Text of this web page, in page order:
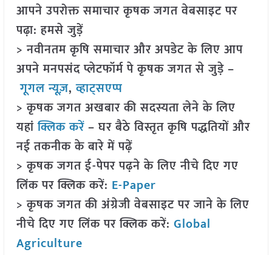
आपने उपरोक्त समाचार कृषक जगत वेबसाइट पर
पढ़ा: हमसे जुड़ें
> नवीनतम कृषि समाचार और अपडेट के लिए आप
अपने मनपसंद प्लेटफॉर्म पे कृषक जगत से जुड़े –
गूगल न्यूज़,व्हाट्सएप्प
> कृषक जगत अखबार की सदस्यता लेने के लिए
यहांक्लिक करें– घर बैठे विस्तृत कृषि पद्धतियों और
नई तकनीक के बारे में पढ़ें
> कृषक जगत ई-पेपर पढ़ने के लिए नीचे दिए गए
लिंक पर क्लिक करें: E-Paper
> कृषक जगत की अंग्रेजी वेबसाइट पर जाने के लिए
नीचे दिए गए लिंक पर क्लिक करें: Global
Agriculture